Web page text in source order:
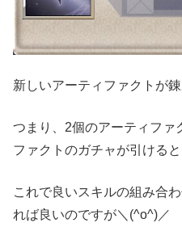
新しいアーティファクトが錬
つまり、2個のアーティファ
ファクトのガチャが引けると
これで良いスキルの組み合
れば良いのですが＼(^o^)／